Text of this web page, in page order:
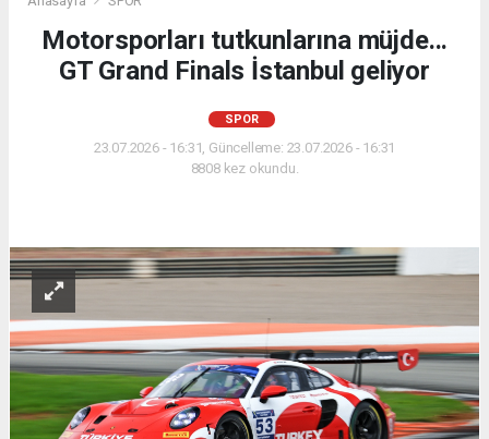
Motorsporları tutkunlarına müjde...
GT Grand Finals İstanbul geliyor
SPOR
23.07.2026 - 16:31, Güncelleme: 23.07.2026 - 16:31
8808 kez okundu.